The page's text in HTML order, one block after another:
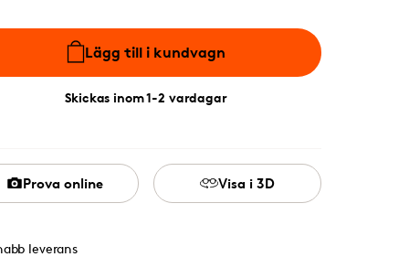
Lägg till i kundvagn
Skickas inom 1-2 vardagar
Prova online Visa i 3D
leverans